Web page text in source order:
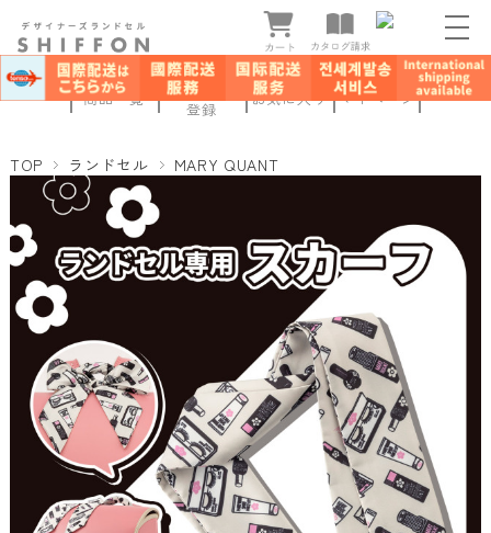
商品一覧
新規会員
登録
お気に入り マイページ
TOP ランドセル MARY QUANT